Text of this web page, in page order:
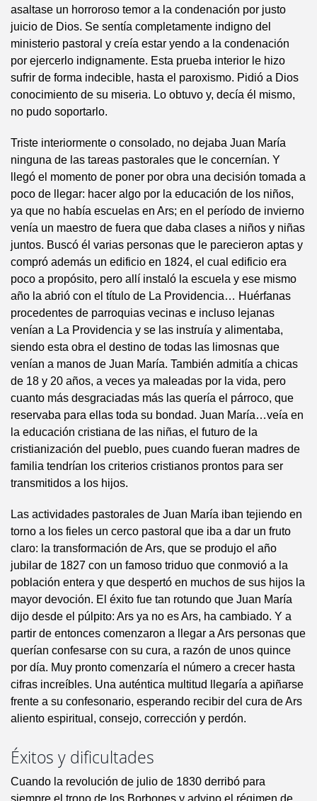
asaltase un horroroso temor a la condenación por justo
juicio de Dios. Se sentía completamente indigno del
ministerio pastoral y creía estar yendo a la condenación
por ejercerlo indignamente. Esta prueba interior le hizo
sufrir de forma indecible, hasta el paroxismo. Pidió a Dios
conocimiento de su miseria. Lo obtuvo y, decía él mismo,
no pudo soportarlo.
Triste interiormente o consolado, no dejaba Juan María
ninguna de las tareas pastorales que le concernían. Y
llegó el momento de poner por obra una decisión tomada a
poco de llegar: hacer algo por la educación de los niños,
ya que no había escuelas en Ars; en el período de invierno
venía un maestro de fuera que daba clases a niños y niñas
juntos. Buscó él varias personas que le parecieron aptas y
compró además un edificio en 1824, el cual edificio era
poco a propósito, pero allí instaló la escuela y ese mismo
año la abrió con el título de La Providencia… Huérfanas
procedentes de parroquias vecinas e incluso lejanas
venían a La Providencia y se las instruía y alimentaba,
siendo esta obra el destino de todas las limosnas que
venían a manos de Juan María. También admitía a chicas
de 18 y 20 años, a veces ya maleadas por la vida, pero
cuanto más desgraciadas más las quería el párroco, que
reservaba para ellas toda su bondad. Juan María…veía en
la educación cristiana de las niñas, el futuro de la
cristianización del pueblo, pues cuando fueran madres de
familia tendrían los criterios cristianos prontos para ser
transmitidos a los hijos.
Las actividades pastorales de Juan María iban tejiendo en
torno a los fieles un cerco pastoral que iba a dar un fruto
claro: la transformación de Ars, que se produjo el año
jubilar de 1827 con un famoso triduo que conmovió a la
población entera y que despertó en muchos de sus hijos la
mayor devoción. El éxito fue tan rotundo que Juan María
dijo desde el púlpito: Ars ya no es Ars, ha cambiado. Y a
partir de entonces comenzaron a llegar a Ars personas que
querían confesarse con su cura, a razón de unos quince
por día. Muy pronto comenzaría el número a crecer hasta
cifras increíbles. Una auténtica multitud llegaría a apiñarse
frente a su confesonario, esperando recibir del cura de Ars
aliento espiritual, consejo, corrección y perdón.
Éxitos y dificultades
Cuando la revolución de julio de 1830 derribó para
siempre el trono de los Borbones y advino el régimen de